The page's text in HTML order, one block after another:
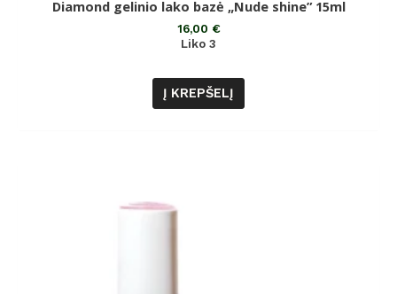
Įvertinimas:
0
Diamond gelinio lako bazė „Nude shine” 15ml
16,00 €
Liko 3
Į KREPŠELĮ